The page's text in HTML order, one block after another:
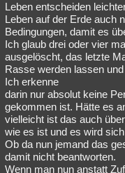
Besucht
Lesenswert
Leben entscheiden
Leben auf der Erde auch
Bedingungen, damit es
Ich glaub drei oder vier
ausgelöscht, das letzte
Rasse werden lassen
Ich erkenne
darin nur absolut keine
gekommen ist. Hätte es
vielleicht ist das auch
wie es ist und es wird
Ob da nun jemand das
damit nicht beantworten.
Wenn man nun anstatt